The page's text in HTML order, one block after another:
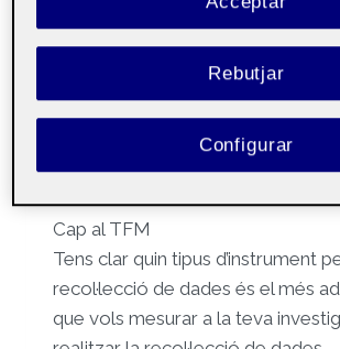
PerMarc Gener Camins 1 gener,
Construcció
la recerca – Aula 1
Públic
Cap al TFM
Tens clar quin tipus d’instrument
recol·lecció de dades és el més
que vols mesurar a la teva
Rebutjar
Configurar